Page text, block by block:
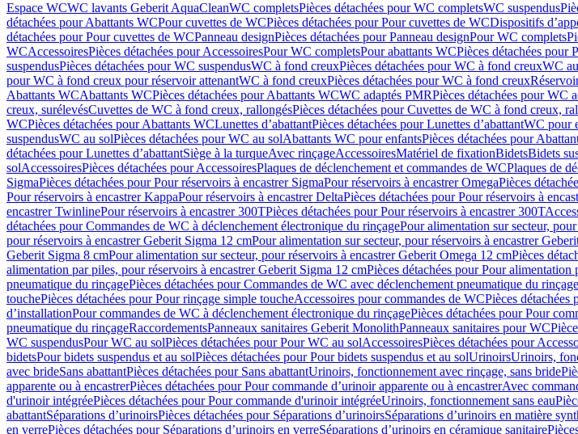
Espace WCWC lavants Geberit AquaCleanWC completsPièces détachées pour WC completsWC suspendus
détachées pour Abattants WCPour cuvettes de WCPièces détachées pour Pour cuvettes de WCDispositifs
détachées pour Pour cuvettes de WCPanneau designPièces détachées pour Panneau designPour WC complets
WCAccessoiresPièces détachées pour AccessoiresPour WC completsPour abattants WCPièces détachées pour
suspendusPièces détachées pour WC suspendusWC à fond creuxPièces détachées pour WC à fond creuxWC
pour WC à fond creux pour réservoir attenantWC à fond creuxPièces détachées pour WC à fond creux
Abattants WCAbattants WCPièces détachées pour Abattants WCWC adaptés PMRPièces détachées pour WC
creux, surélevésCuvettes de WC à fond creux, rallongésPièces détachées pour Cuvettes de WC à fond creux,
WCPièces détachées pour Abattants WCLunettes d’abattantPièces détachées pour Lunettes d’abattantWC pour
suspendusWC au solPièces détachées pour WC au solAbattants WC pour enfantsPièces détachées pour
détachées pour Lunettes d’abattantSiège à la turqueAvec rinçageAccessoiresMatériel de fixationBidetsBidets
solAccessoiresPièces détachées pour AccessoiresPlaques de déclenchement et commandes de WCPlaques de
SigmaPièces détachées pour Pour réservoirs à encastrer SigmaPour réservoirs à encastrer OmegaPièces
Pour réservoirs à encastrer KappaPour réservoirs à encastrer DeltaPièces détachées pour Pour réservoirs à
encastrer TwinlinePour réservoirs à encastrer 300TPièces détachées pour Pour réservoirs à encastrer 300T
détachées pour Commandes de WC à déclenchement électronique du rinçagePour alimentation sur secteur,
pour réservoirs à encastrer Geberit Sigma 12 cmPour alimentation sur secteur, pour réservoirs à encastrer
Geberit Sigma 8 cmPour alimentation sur secteur, pour réservoirs à encastrer Geberit Omega 12 cmPièces
alimentation par piles, pour réservoirs à encastrer Geberit Sigma 12 cmPièces détachées pour Pour
pneumatique du rinçagePièces détachées pour Commandes de WC avec déclenchement pneumatique du rinçage
touchePièces détachées pour Pour rinçage simple toucheAccessoires pour commandes de WCPièces détachées
d’installationPour commandes de WC à déclenchement électronique du rinçagePièces détachées pour Pour
pneumatique du rinçageRaccordementsPanneaux sanitaires Geberit MonolithPanneaux sanitaires pour WC
WC suspendusPour WC au solPièces détachées pour Pour WC au solAccessoiresPièces détachées pour
bidetsPour bidets suspendus et au solPièces détachées pour Pour bidets suspendus et au solUrinoirsUrinoirs,
avec brideSans abattantPièces détachées pour Sans abattantUrinoirs, fonctionnement avec rinçage, sans bride
apparente ou à encastrerPièces détachées pour Pour commande d’urinoir apparente ou à encastrerAvec
d'urinoir intégréePièces détachées pour Pour commande d'urinoir intégréeUrinoirs, fonctionnement sans eau
abattantSéparations d’urinoirsPièces détachées pour Séparations d’urinoirsSéparations d’urinoirs en matière
en verrePièces détachées pour Séparations d’urinoirs en verreSéparations d’urinoirs en céramique sanitaire